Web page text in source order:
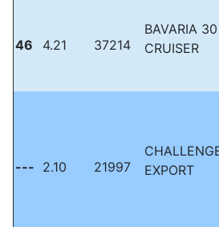
46 4.21 37214
BAVARIA 30
CRUISER
--- 2.10 21997
EXPORT